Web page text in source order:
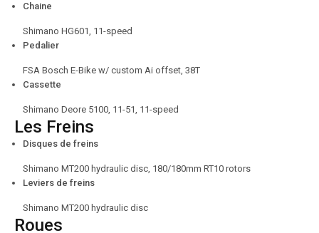
Chaine
Shimano HG601, 11-speed
Pedalier
FSA Bosch E-Bike w/ custom Ai offset, 38T
Cassette
Shimano Deore 5100, 11-51, 11-speed
Les Freins
Disques de freins
Shimano MT200 hydraulic disc, 180/180mm RT10 rotors
Leviers de freins
Shimano MT200 hydraulic disc
Roues